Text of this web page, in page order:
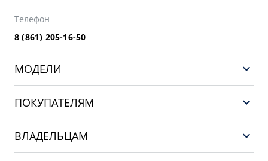
Телефон
8 (861) 205-16-50
МОДЕЛИ
EX5
PREFACE
ПОКУПАТЕЛЯМ
ВЛАДЕЛЬЦАМ